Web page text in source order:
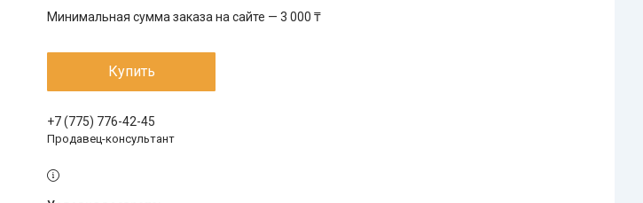
Минимальная сумма заказа на сайте — 3 000 ₸
Купить
+7 (775) 776-42-45
Продавец-консультант